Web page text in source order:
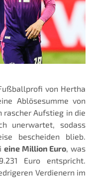
von Hertha
Ablösesumme von
rascher Aufstieg in die
unerwartet, sodass
bescheiden blieb.
eine Million Euro, was
Euro entspricht.
Verdienern im